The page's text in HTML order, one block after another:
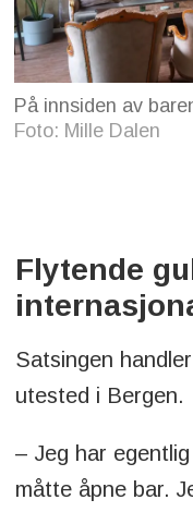
På innsiden av
Foto: Mille Dalen
Flytende
Satsingen
utested i Bergen.
– Jeg har
måtte åpne bar.